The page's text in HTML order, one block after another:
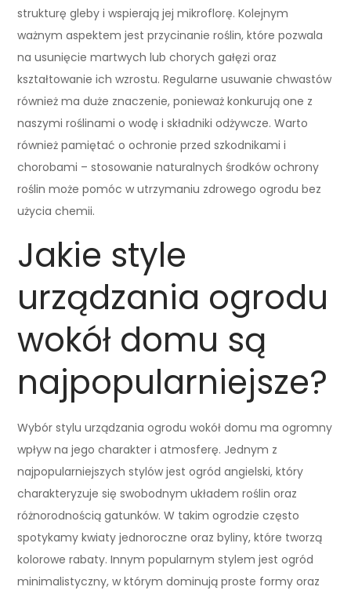
strukturę gleby i wspierają jej mikroflorę. Kolejnym
ważnym aspektem jest przycinanie roślin, które pozwala
na usunięcie martwych lub chorych gałęzi oraz
kształtowanie ich wzrostu. Regularne usuwanie chwastów
również ma duże znaczenie, ponieważ konkurują one z
naszymi roślinami o wodę i składniki odżywcze. Warto
również pamiętać o ochronie przed szkodnikami i
chorobami – stosowanie naturalnych środków ochrony
roślin może pomóc w utrzymaniu zdrowego ogrodu bez
użycia chemii.
Jakie style
urządzania ogrodu
wokół domu są
najpopularniejsze?
Wybór stylu urządzania ogrodu wokół domu ma ogromny
wpływ na jego charakter i atmosferę. Jednym z
najpopularniejszych stylów jest ogród angielski, który
charakteryzuje się swobodnym układem roślin oraz
różnorodnością gatunków. W takim ogrodzie często
spotykamy kwiaty jednoroczne oraz byliny, które tworzą
kolorowe rabaty. Innym popularnym stylem jest ogród
minimalistyczny, w którym dominują proste formy oraz